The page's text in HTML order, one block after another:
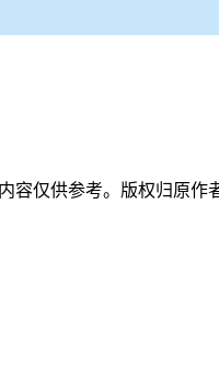
仅供参考。版权归原作